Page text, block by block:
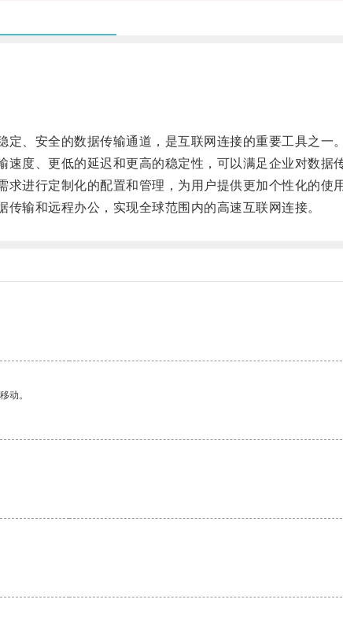
安全的数据传输通道，是互联网连接的重要工具之一。
、更低的延迟和更高的稳定性，可以满足企业对数据
行定制化的配置和管理，为用户提供更加个性化的使用
输和远程办公，实现全球范围内的高速互联网连接。
动。